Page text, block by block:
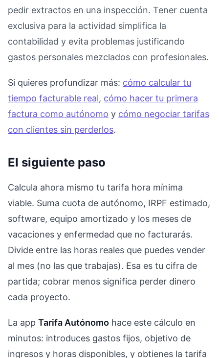
pedir extractos en una inspección. Tener cuenta
exclusiva para la actividad simplifica la
contabilidad y evita problemas justificando
gastos personales mezclados con profesionales.
Si quieres profundizar más: cómo calcular tu
tiempo facturable real, cómo hacer tu primera
factura como autónomo y cómo negociar tarifas
con clientes sin perderlos.
El siguiente paso
Calcula ahora mismo tu tarifa hora mínima
viable. Suma cuota de autónomo, IRPF estimado,
software, equipo amortizado y los meses de
vacaciones y enfermedad que no facturarás.
Divide entre las horas reales que puedes vender
al mes (no las que trabajas). Esa es tu cifra de
partida; cobrar menos significa perder dinero
cada proyecto.
La app Tarifa Autónomo hace este cálculo en
minutos: introduces gastos fijos, objetivo de
ingresos y horas disponibles, y obtienes la tarifa